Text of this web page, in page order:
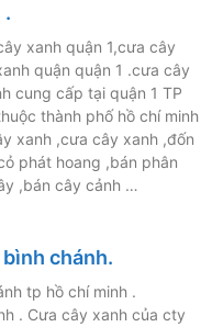
.
xanh quận 1,cưa cây
quận quận 1 .cưa cây
cung cấp tại quận 1 TP
thành phố hồ chí minh
xanh ,cưa cây xanh ,đốn
phát hoang ,bán phân
,bán cây cảnh …
chánh.
tp hồ chí minh .
. Cưa cây xanh của cty